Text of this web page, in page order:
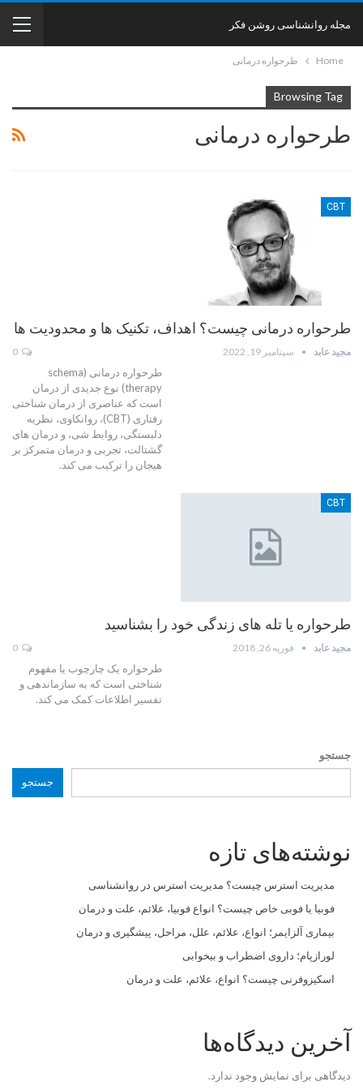
مجله روانشناسی روشن فکر
Home طرحواره درمانی
Browsing Tag
طرحواره درمانی
CBT
طرحواره درمانی چیست؟ اهداف، تکنیک ها و محدودیت ها
مجید عابد سپتامبر 19, 2022
طرحواره درمانی (schema
therapy) نوع جدیدی از درمان
است که عناصری از درمان شناختی
رفتاری (CBT)، روانکاوی، نظریه
دلبستگی، روابط شی، و درمان های
گشتالت، تجربی و درمان متمرکز بر
هیجان را ترکیب می کند.
CBT
طرحواره یا تله های زندگی خود را بشناسید
مجید عابد فوریه 26, 2018
طرحواره یک چارچوب یا مفهوم
شناختی است که به سازماندهی و
تفسیر اطلاعات کمک می کند.
جستجو
جستجو
نوشته‌های تازه
مدیریت استرس چیست؟ مدیریت استرس در روانشناسی
فوبیا یا فوبی خاص چیست؟ انواع فوبیا، علائم، علت و درمان
بیماری آلزایمر؛ انواع، علائم، علل، مراحل، پیشگیری و درمان
لورازپام؛ داروی اضطراب و بیخوابی
اسکیزوفرنی چیست؟ انواع، علائم، علت و درمان
آخرین دیدگاه‌ها
دیدگاهی برای نمایش وجود ندارد.